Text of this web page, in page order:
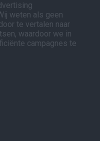
weten als geen
te vertalen naar
waardoor we in
campagnes te